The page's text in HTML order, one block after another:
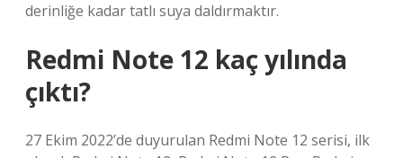
derinliğe kadar tatlı suya daldırmaktır.
Redmi Note 12 kaç yılında
çıktı?
27 Ekim 2022’de duyurulan Redmi Note 12 serisi, ilk